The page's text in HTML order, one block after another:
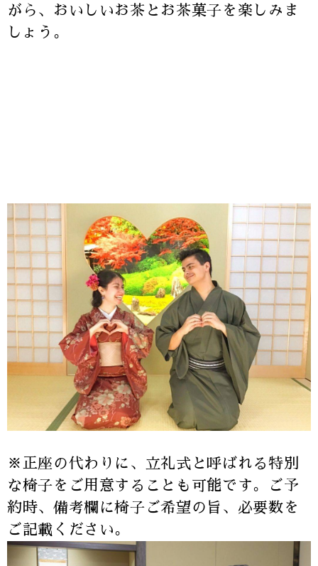
がら、おいしいお茶とお茶菓子を楽しみま
しょう。
※正座の代わりに、立礼式と呼ばれる特別
な椅子をご用意することも可能です。ご予
約時、備考欄に椅子ご希望の旨、必要数を
ご記載ください。